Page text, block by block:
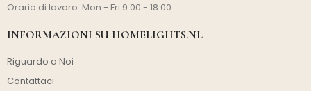
Orario di lavoro: Mon - Fri 9:00 - 18:00
INFORMAZIONI SU HOMELIGHTS.NL
Riguardo a Noi
Contattaci